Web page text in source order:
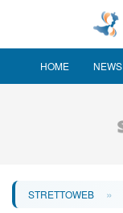
HOME NEWS
STRETTOWEB »